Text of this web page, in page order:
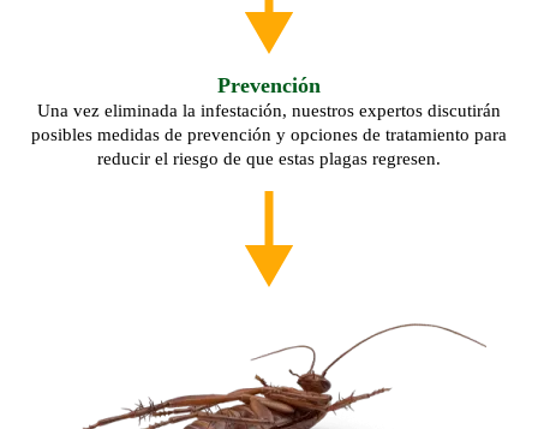
Prevención
Una vez eliminada la infestación, nuestros expertos discutirán
posibles medidas de prevención y opciones de tratamiento para
reducir el riesgo de que estas plagas regresen.